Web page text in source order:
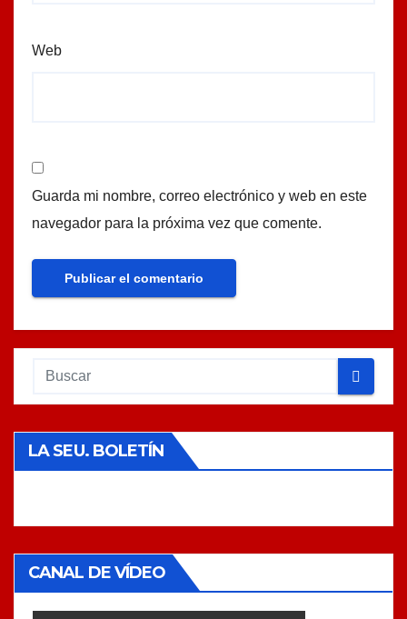
Web
Guarda mi nombre, correo electrónico y web en este
navegador para la próxima vez que comente.
LA SEU. BOLETÍN
CANAL DE VÍDEO